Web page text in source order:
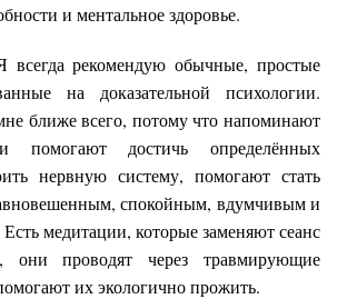
и ментальное здоровье.
всегда рекомендую обычные, простые
на доказательной психологии.
ближе всего, потому что напоминают
помогают достичь определённых
нервную систему, помогают стать
спокойным, вдумчивым и
медитации, которые заменяют сеанс
они проводят через травмирующие
их экологично прожить.